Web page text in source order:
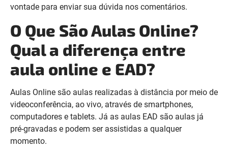
vontade para enviar sua dúvida nos comentários.
O Que São Aulas Online?
Qual a diferença entre
aula online e EAD?
Aulas Online são aulas realizadas à distância por meio de
videoconferência, ao vivo, através de smartphones,
computadores e tablets. Já as aulas EAD são aulas já
pré-gravadas e podem ser assistidas a qualquer
momento.